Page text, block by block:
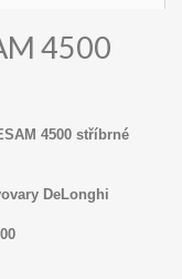
4500
4500 stříbrné
DeLonghi